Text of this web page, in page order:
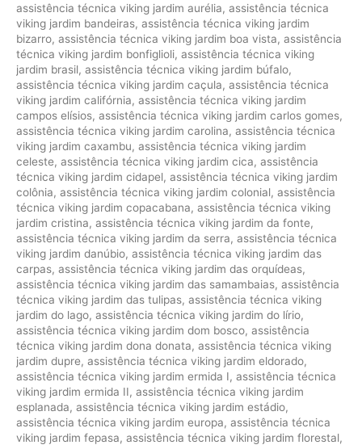
assistência técnica viking jardim aurélia, assistência técnica
viking jardim bandeiras, assistência técnica viking jardim
bizarro, assistência técnica viking jardim boa vista, assistência
técnica viking jardim bonfiglioli, assistência técnica viking
jardim brasil, assistência técnica viking jardim búfalo,
assistência técnica viking jardim caçula, assistência técnica
viking jardim califórnia, assistência técnica viking jardim
campos elísios, assistência técnica viking jardim carlos gomes,
assistência técnica viking jardim carolina, assistência técnica
viking jardim caxambu, assistência técnica viking jardim
celeste, assistência técnica viking jardim cica, assistência
técnica viking jardim cidapel, assistência técnica viking jardim
colônia, assistência técnica viking jardim colonial, assistência
técnica viking jardim copacabana, assistência técnica viking
jardim cristina, assistência técnica viking jardim da fonte,
assistência técnica viking jardim da serra, assistência técnica
viking jardim danúbio, assistência técnica viking jardim das
carpas, assistência técnica viking jardim das orquídeas,
assistência técnica viking jardim das samambaias, assistência
técnica viking jardim das tulipas, assistência técnica viking
jardim do lago, assistência técnica viking jardim do lírio,
assistência técnica viking jardim dom bosco, assistência
técnica viking jardim dona donata, assistência técnica viking
jardim dupre, assistência técnica viking jardim eldorado,
assistência técnica viking jardim ermida I, assistência técnica
viking jardim ermida II, assistência técnica viking jardim
esplanada, assistência técnica viking jardim estádio,
assistência técnica viking jardim europa, assistência técnica
viking jardim fepasa, assistência técnica viking jardim florestal,